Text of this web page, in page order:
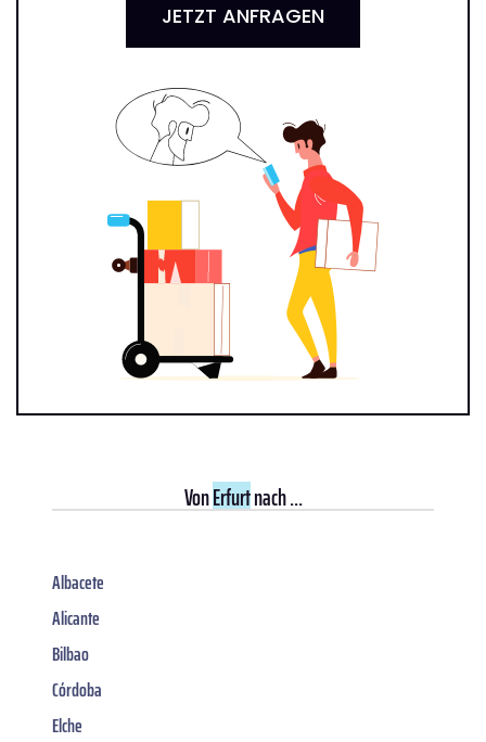
JETZT ANFRAGEN
VonErfurtnach ...
Albacete
Alicante
Bilbao
Córdoba
Elche